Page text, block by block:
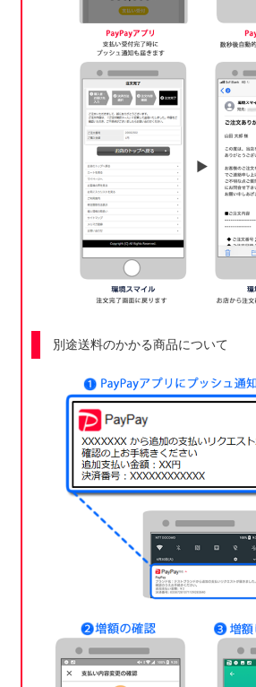
別途送料のかかる商品について